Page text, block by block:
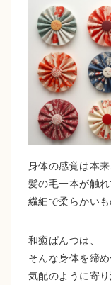
身体の感覚は本来
髪の毛一本が触
繊細で柔らかいも
和癒ぱんつは、
そんな身体を締め
気配のように寄り